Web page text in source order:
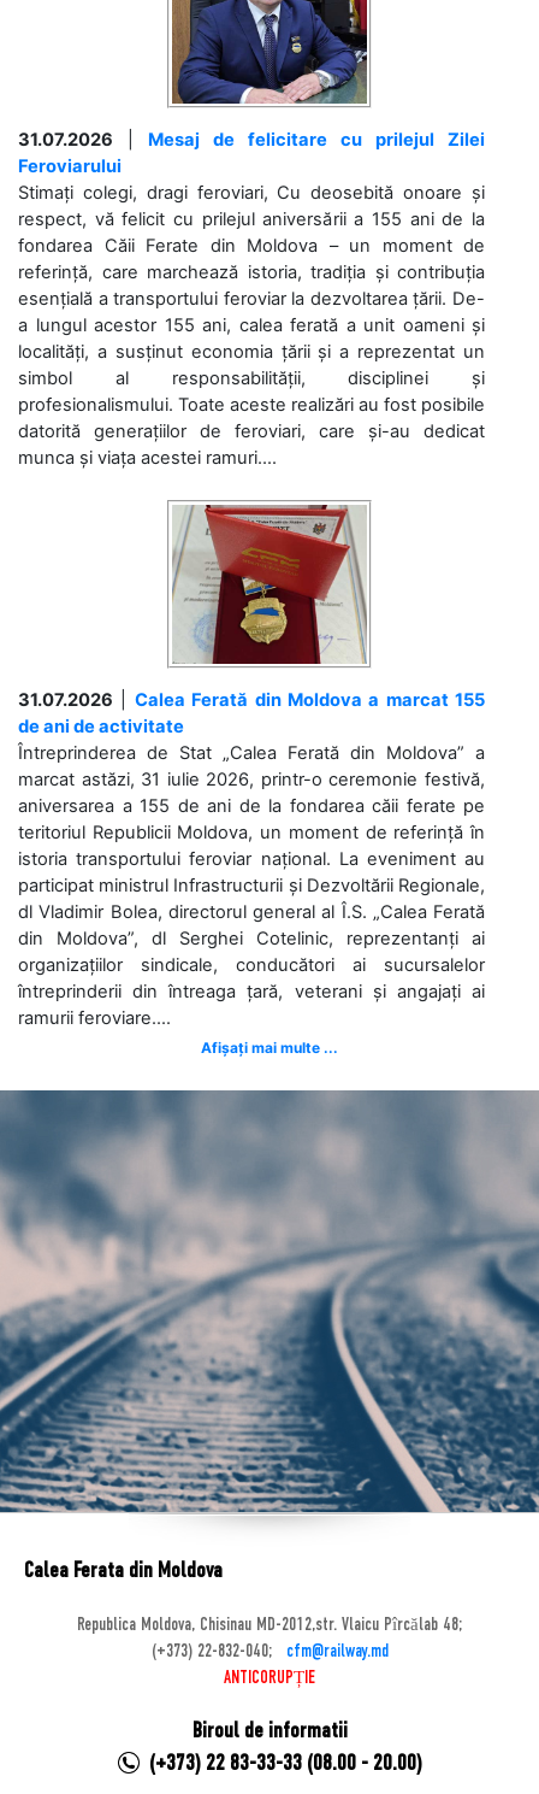
31.07.2026
Mesaj de felicitare cu prilejul Zilei
Feroviarului
Stimați colegi, dragi feroviari, Cu deosebită onoare și
respect, vă felicit cu prilejul aniversării a 155 ani de la
fondarea Căii Ferate din Moldova – un moment de
referință, care marchează istoria, tradiția și contribuția
esențială a transportului feroviar la dezvoltarea țării. De-
a lungul acestor 155 ani, calea ferată a unit oameni și
localități, a susținut economia țării și a reprezentat un
simbol al responsabilității, disciplinei și
profesionalismului. Toate aceste realizări au fost posibile
datorită generațiilor de feroviari, care și-au dedicat
munca și viața acestei ramuri....
31.07.2026
Calea Ferată din Moldova a marcat 155
de ani de activitate
Întreprinderea de Stat „Calea Ferată din Moldova” a
marcat astăzi, 31 iulie 2026, printr-o ceremonie festivă,
aniversarea a 155 de ani de la fondarea căii ferate pe
teritoriul Republicii Moldova, un moment de referință în
istoria transportului feroviar național. La eveniment au
participat ministrul Infrastructurii și Dezvoltării Regionale,
dl Vladimir Bolea, directorul general al Î.S. „Calea Ferată
din Moldova”, dl Serghei Cotelinic, reprezentanți ai
organizațiilor sindicale, conducători ai sucursalelor
întreprinderii din întreaga țară, veterani și angajați ai
ramurii feroviare....
Afișați mai multe ...
Calea Ferata din Moldova
Republica Moldova, Chisinau MD-2012,str. Vlaicu Pîrcălab 48;
(+373) 22-832-040;
cfm@railway.md
ANTICORUPȚIE
Biroul de informatii
(+373) 22 83-33-33 (08.00 - 20.00)